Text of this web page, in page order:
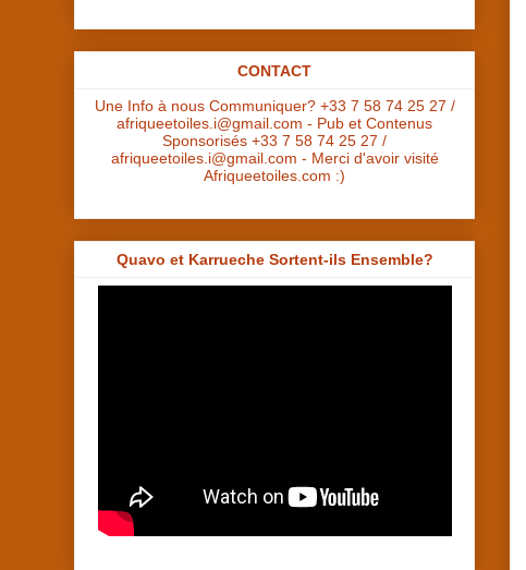
CONTACT
Une Info à nous Communiquer? +33 7 58 74 25 27 /
afriqueetoiles.i@gmail.com - Pub et Contenus
Sponsorisés +33 7 58 74 25 27 /
afriqueetoiles.i@gmail.com - Merci d'avoir visité
Afriqueetoiles.com :)
Quavo et Karrueche Sortent-ils Ensemble?